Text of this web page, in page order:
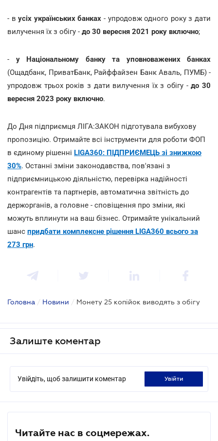
- в усіх українських банках - упродовж одного року з дати
вилучення їх з обігу - до 30 вересня 2021 року включно;
- у Національному банку та уповноважених банках
(Ощадбанк, ПриватБанк, Райффайзен Банк Аваль, ПУМБ) -
упродовж трьох років з дати вилучення їх з обігу -до 30
вересня 2023 року включно.
До Дня підприємця ЛІГА:ЗАКОН підготувала вибухову
пропозицію. Отримайте всі інструменти для роботи ФОП
в єдиному рішенні LIGA360: ПІДПРИЄМЕЦЬ зі знижкою
30%. Останні зміни законодавства, пов'язані з
підприємницькою діяльністю, перевірка надійності
контрагентів та партнерів, автоматична звітність до
держорганів, а головне - сповіщення про зміни, які
можуть вплинути на ваш бізнес. Отримайте унікальний
шанс придбати комплексне рішення LIGA360 всього за
273 грн.
Головна / Новини / Монету 25 копійок виводять з обігу
Залиште коментар
Увійдіть, щоб залишити коментар увійти
Читайте нас в соцмережах.